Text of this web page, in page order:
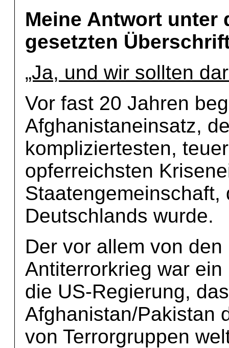
Meine Antwort unter
gesetzten
„Ja, und wir sollten
Vor fast 20 Jahren
Afghanistaneinsatz,
kompliziertesten,
opferreichsten
Staatengemeinschaft,
Deutschlands wurde.
Der vor allem von
Antiterrorkrieg war
die US-Regierung,
Afghanistan/Pakistan
von Terrorgruppen